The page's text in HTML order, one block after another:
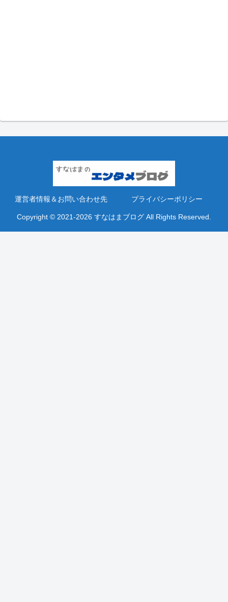
運営者情報＆お問い合わせ先 プライバシーポリシー
Copyright © 2021-2026 すなはまブログ All Rights Reserved.